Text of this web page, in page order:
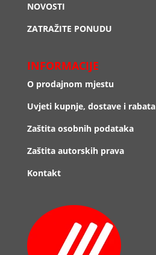
NOVOSTI
ZATRAŽITE PONUDU
INFORMACIJE
O prodajnom mjestu
Uvjeti kupnje, dostave i rabata
Zaštita osobnih podataka
Zaštita autorskih prava
Kontakt